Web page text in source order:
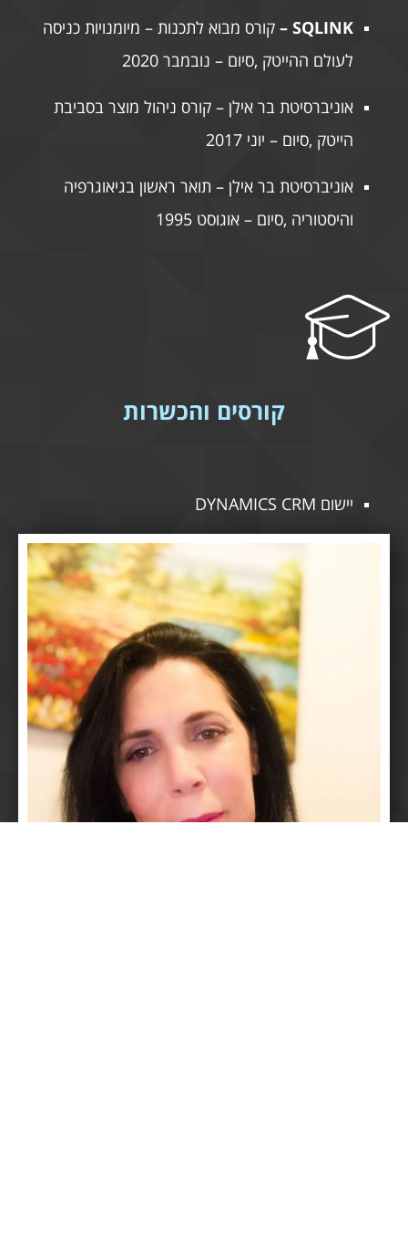
SQLINK –
קורס מבוא לתכנות – מיומנויות כניסה
לעולם ההייטק ,סיום – נובמבר 2020
אוניברסיטת בר אילן – קורס ניהול מוצר בסביבת
הייטק ,סיום – יוני 2017
אוניברסיטת בר אילן – תואר ראשון בגיאוגרפיה
והיסטוריה ,סיום – אוגוסט 1995
קורסים והכשרות
יישום DYNAMICS CRM